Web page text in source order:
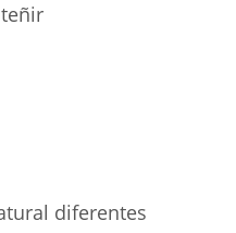
diferentes